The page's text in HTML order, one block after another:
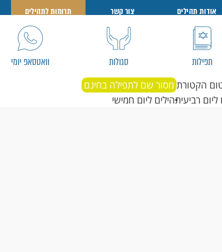
אודות תהילים צור קשר תרומות לתהילים
תפילות סגולות וואטסאפ יומי
הקטורת מסור שם לתפילה בחינם
רביעיתהילים ליום חמישי